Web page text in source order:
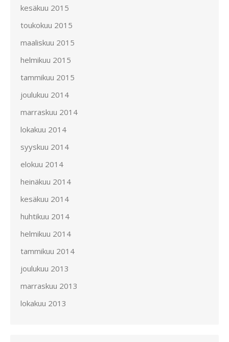
kesäkuu 2015
toukokuu 2015
maaliskuu 2015
helmikuu 2015
tammikuu 2015
joulukuu 2014
marraskuu 2014
lokakuu 2014
syyskuu 2014
elokuu 2014
heinäkuu 2014
kesäkuu 2014
huhtikuu 2014
helmikuu 2014
tammikuu 2014
joulukuu 2013
marraskuu 2013
lokakuu 2013